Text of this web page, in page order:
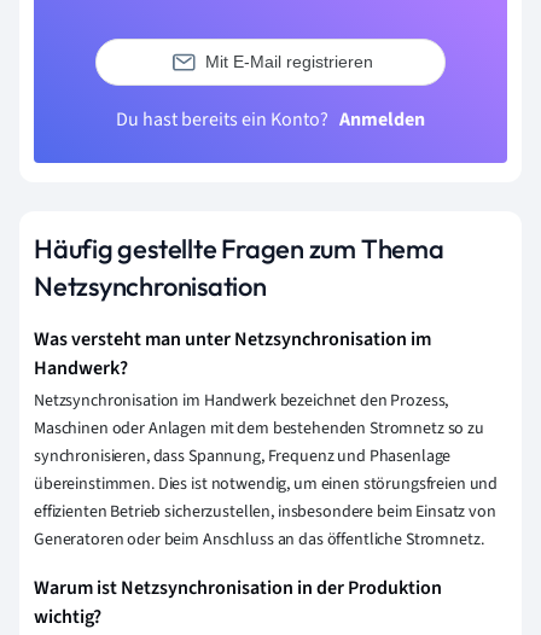
Mit E-Mail registrieren
Du hast bereits ein Konto? Anmelden
Häufig gestellte Fragen zum Thema
Netzsynchronisation
Was versteht man unter Netzsynchronisation im
Handwerk?
Netzsynchronisation im Handwerk bezeichnet den Prozess,
Maschinen oder Anlagen mit dem bestehenden Stromnetz so zu
synchronisieren, dass Spannung, Frequenz und Phasenlage
übereinstimmen. Dies ist notwendig, um einen störungsfreien und
effizienten Betrieb sicherzustellen, insbesondere beim Einsatz von
Generatoren oder beim Anschluss an das öffentliche Stromnetz.
Warum ist Netzsynchronisation in der Produktion
wichtig?